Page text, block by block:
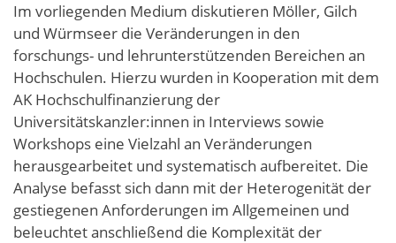
Im vorliegenden Medium diskutieren Möller, Gilch
und Würmseer die Veränderungen in den
forschungs- und lehrunterstützenden Bereichen an
Hochschulen. Hierzu wurden in Kooperation mit dem
AK Hochschulfinanzierung der
Universitätskanzler:innen in Interviews sowie
Workshops eine Vielzahl an Veränderungen
herausgearbeitet und systematisch aufbereitet. Die
Analyse befasst sich dann mit der Heterogenität der
gestiegenen Anforderungen im Allgemeinen und
beleuchtet anschließend die Komplexität der